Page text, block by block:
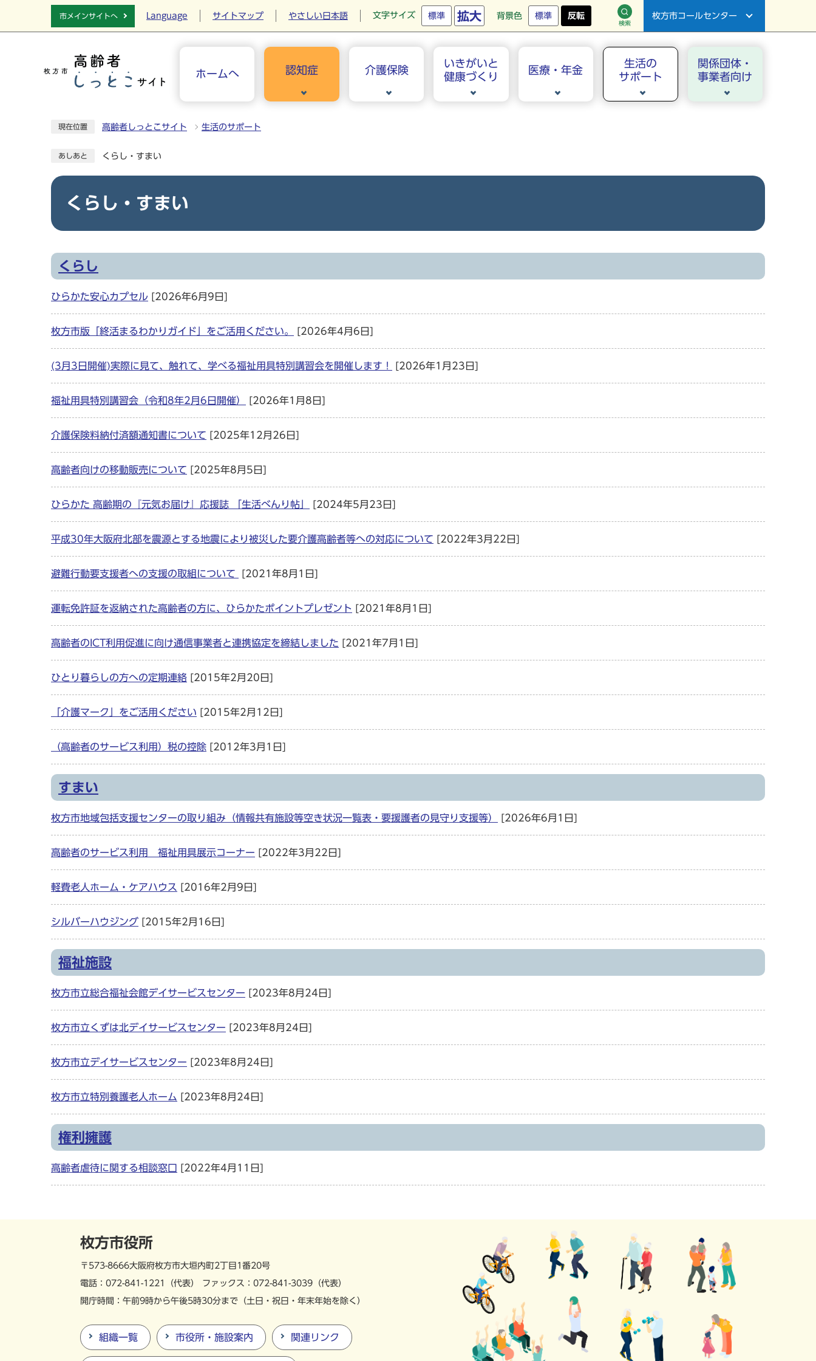
市メインサイトへ Language サイトマップ やさしい日本語 文字サイズ 標準 拡大 背景色 標準 反転
検索
枚方市コールセンター
ホームへ 認知症 介護保険
いきがいと
健康づくり
医療・年金
生活の
サポート
関係団体・
事業者向け
現在位置 高齢者しっとこサイト 生活のサポート
あしあと くらし・すまい
くらし・すまい
くらし
ひらかた安心カプセル [2026年6月9日]
枚方市版「終活まるわかりガイド」をご活用ください。 [2026年4月6日]
(3月3日開催)実際に見て、触れて、学べる福祉用具特別講習会を開催します！ [2026年1月23日]
福祉用具特別講習会（令和8年2月6日開催） [2026年1月8日]
介護保険料納付済額通知書について [2025年12月26日]
高齢者向けの移動販売について [2025年8月5日]
ひらかた 高齢期の『元気お届け』応援誌 「生活べんり帖」 [2024年5月23日]
平成30年大阪府北部を震源とする地震により被災した要介護高齢者等への対応について [2022年3月22日]
避難行動要支援者への支援の取組について [2021年8月1日]
運転免許証を返納された高齢者の方に、ひらかたポイントプレゼント [2021年8月1日]
高齢者のICT利用促進に向け通信事業者と連携協定を締結しました [2021年7月1日]
ひとり暮らしの方への定期連絡 [2015年2月20日]
「介護マーク」をご活用ください [2015年2月12日]
（高齢者のサービス利用）税の控除 [2012年3月1日]
すまい
枚方市地域包括支援センターの取り組み（情報共有施設等空き状況一覧表・要援護者の見守り支援等） [2026年6月1日]
高齢者のサービス利用 福祉用具展示コーナー [2022年3月22日]
軽費老人ホーム・ケアハウス [2016年2月9日]
シルバーハウジング [2015年2月16日]
福祉施設
枚方市立総合福祉会館デイサービスセンター [2023年8月24日]
枚方市立くずは北デイサービスセンター [2023年8月24日]
枚方市立デイサービスセンター [2023年8月24日]
枚方市立特別養護老人ホーム [2023年8月24日]
権利擁護
高齢者虐待に関する相談窓口 [2022年4月11日]
枚方市役所
〒573-8666大阪府枚方市大垣内町2丁目1番20号
電話： 072-841-1221 （代表） ファックス：072-841-3039（代表）
開庁時間：午前9時から午後5時30分まで （土日・祝日・年末年始を除く）
組織一覧 市役所・施設案内 関連リンク